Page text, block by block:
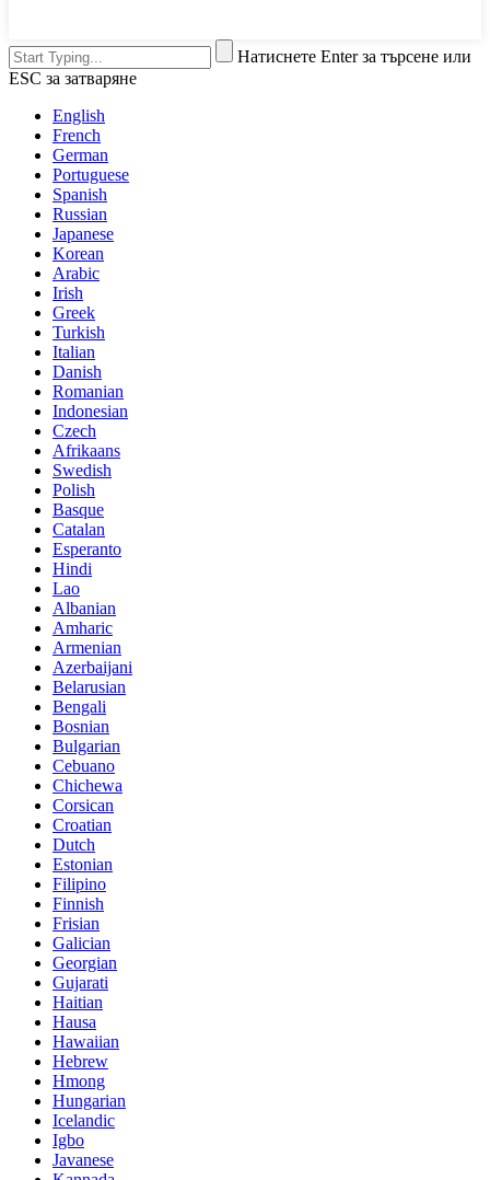
Натиснете Enter за търсене или
ESC за затваряне
English
French
German
Portuguese
Spanish
Russian
Japanese
Korean
Arabic
Irish
Greek
Turkish
Italian
Danish
Romanian
Indonesian
Czech
Afrikaans
Swedish
Polish
Basque
Catalan
Esperanto
Hindi
Lao
Albanian
Amharic
Armenian
Azerbaijani
Belarusian
Bengali
Bosnian
Bulgarian
Cebuano
Chichewa
Corsican
Croatian
Dutch
Estonian
Filipino
Finnish
Frisian
Galician
Georgian
Gujarati
Haitian
Hausa
Hawaiian
Hebrew
Hmong
Hungarian
Icelandic
Igbo
Javanese